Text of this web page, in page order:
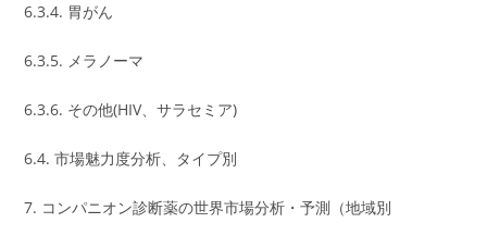
6.3.4. 胃がん
6.3.5. メラノーマ
6.3.6. その他(HIV、サラセミア)
6.4. 市場魅力度分析、タイプ別
7. コンパニオン診断薬の世界市場分析・予測（地域別